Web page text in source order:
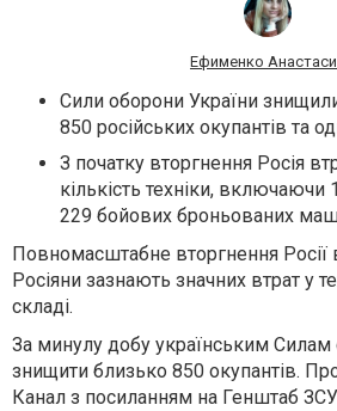
Ефименко
Сили оборони України
850 російських окупантів та
З початку вторгнення Росія
кількість техніки, включаючи
229 бойових броньованих
Повномасштабне вторгнення Росії
Росіяни зазнають значних втрат у
складі.
За минулу добу українським
знищити близько 850 окупантів.
Канал з посиланням на Генштаб